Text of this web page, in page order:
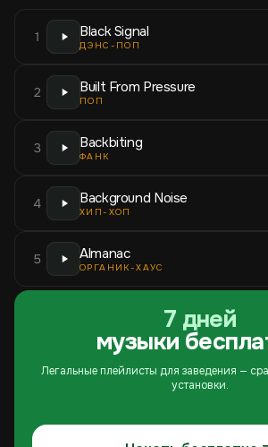
1 Black Signal
ДЭНС-ПОП
2 Built From Pressure
ПОП
3 Backbiting
ФАНК
4 Background Noise
ХИП-ХОП
5 Almanac
ОРГАНИК-ХАУС
7 дней
музыки
Легальные плейлисты для заведения —
установки.